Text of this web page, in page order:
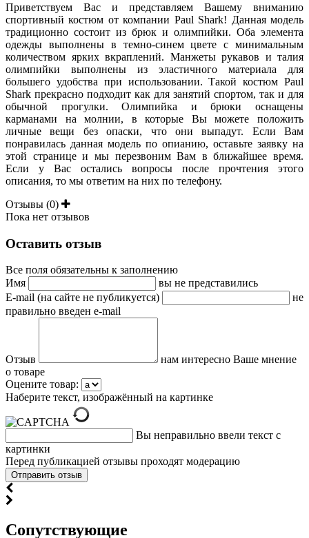
Приветствуем Вас и представляем Вашему вниманию
спортивный костюм от компании Paul Shark! Данная модель
традиционно состоит из брюк и олимпийки. Оба элемента
одежды выполнены в темно-синем цвете с минимальным
количеством ярких вкраплений. Манжеты рукавов и талия
олимпийки выполнены из эластичного материала для
большего удобства при использовании. Такой костюм Paul
Shark прекрасно подходит как для занятий спортом, так и для
обычной прогулки. Олимпийка и брюки оснащены
карманами на молнии, в которые Вы можете положить
личные вещи без опаски, что они выпадут. Если Вам
понравилась данная модель по опианию, оставьте заявку на
этой странице и мы перезвоним Вам в ближайшее время.
Если у Вас остались вопросы после прочтения этого
описания, то мы ответим на них по телефону.
Отзывы (0)
Пока нет отзывов
Оставить отзыв
Все поля обязательны к заполнению
Имя
вы не представились
E-mail (на сайте не публикуется)
не
правильно введен e-mail
Отзыв
нам интересно Ваше мнение
о товаре
Оцените товар:
Наберите текст, изображённый на картинке
Вы неправильно ввели текст с
картинки
Перед публикацией отзывы проходят модерацию
Cопутствующие